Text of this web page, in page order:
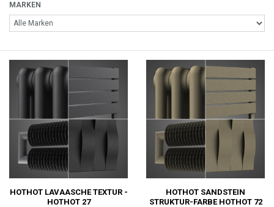
MARKEN
HOTHOT LAVAASCHE TEXTUR -
HOTHOT 27
HOTHOT SANDSTEIN
STRUKTUR-FARBE HOTHOT 72